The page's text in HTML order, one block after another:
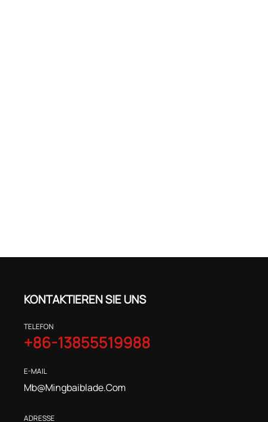
KONTAKTIEREN SIE UNS
TELEFON
+86-13855519988
E-MAIL
Mb@mingbaiblade.com
ADRESSE